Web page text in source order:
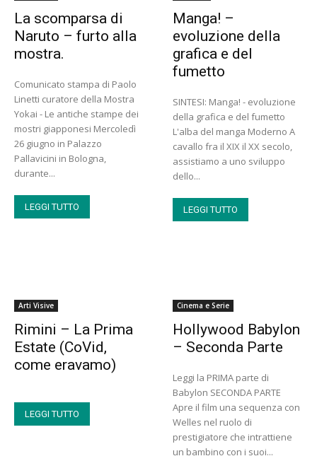
La scomparsa di
Naruto – furto alla
mostra.
Comunicato stampa di Paolo
Linetti curatore della Mostra
Yokai - Le antiche stampe dei
mostri giapponesi Mercoledì
26 giugno in Palazzo
Pallavicini in Bologna,
durante...
LEGGI TUTTO
Manga! –
evoluzione della
grafica e del
fumetto
SINTESI: Manga! - evoluzione
della grafica e del fumetto
L'alba del manga Moderno A
cavallo fra il XIX il XX secolo,
assistiamo a uno sviluppo
dello...
LEGGI TUTTO
Arti Visive
Rimini – La Prima
Estate (CoVid,
come eravamo)
LEGGI TUTTO
Cinema e Serie
Hollywood Babylon
– Seconda Parte
Leggi la PRIMA parte di
Babylon SECONDA PARTE
Apre il film una sequenza con
Welles nel ruolo di
prestigiatore che intrattiene
un bambino con i suoi...